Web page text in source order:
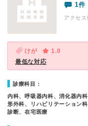
1件
アクセ
けが
1.0
最低な対応
診療科目：
内科、呼吸器内科、消化器内
形外科、リハビリテーション
診断、在宅医療